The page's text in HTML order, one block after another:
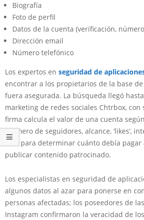
Biografía
Foto de perfil
Datos de la cuenta (verificación,
Dirección email
Número telefónico
Los expertos en seguridad de
encontrar a los propietarios de la base
fuera asegurada. La búsqueda llegó
marketing de redes sociales Chtrbox, con
firma calcula el valor de una cuenta
(número de seguidores, alcance, ‘likes’,
etc.) para determinar cuánto debía
publicar contenido patrocinado.
Los especialistas en seguridad de
algunos datos al azar para ponerse en
personas afectadas; los poseedores de
Instagram confirmaron la veracidad de